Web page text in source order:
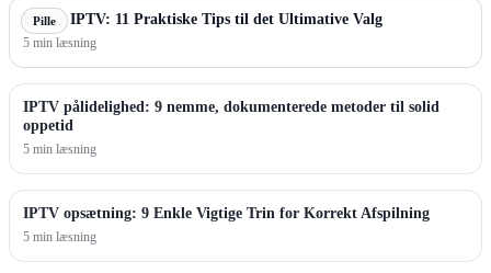
Pille
Bedste IPTV: 11 Praktiske Tips til det Ultimative Valg
5 min læsning
IPTV pålidelighed: 9 nemme, dokumenterede metoder til solid
oppetid
5 min læsning
IPTV opsætning: 9 Enkle Vigtige Trin for Korrekt Afspilning
5 min læsning